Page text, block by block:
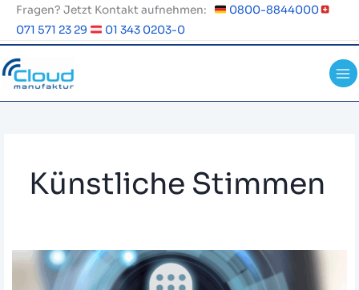
Zum
springen
Fragen? Jetzt Kontakt aufnehmen:
0800-8844000
071 571 23 29
01 343 0203-0
Künstliche Stimmen
Generator: